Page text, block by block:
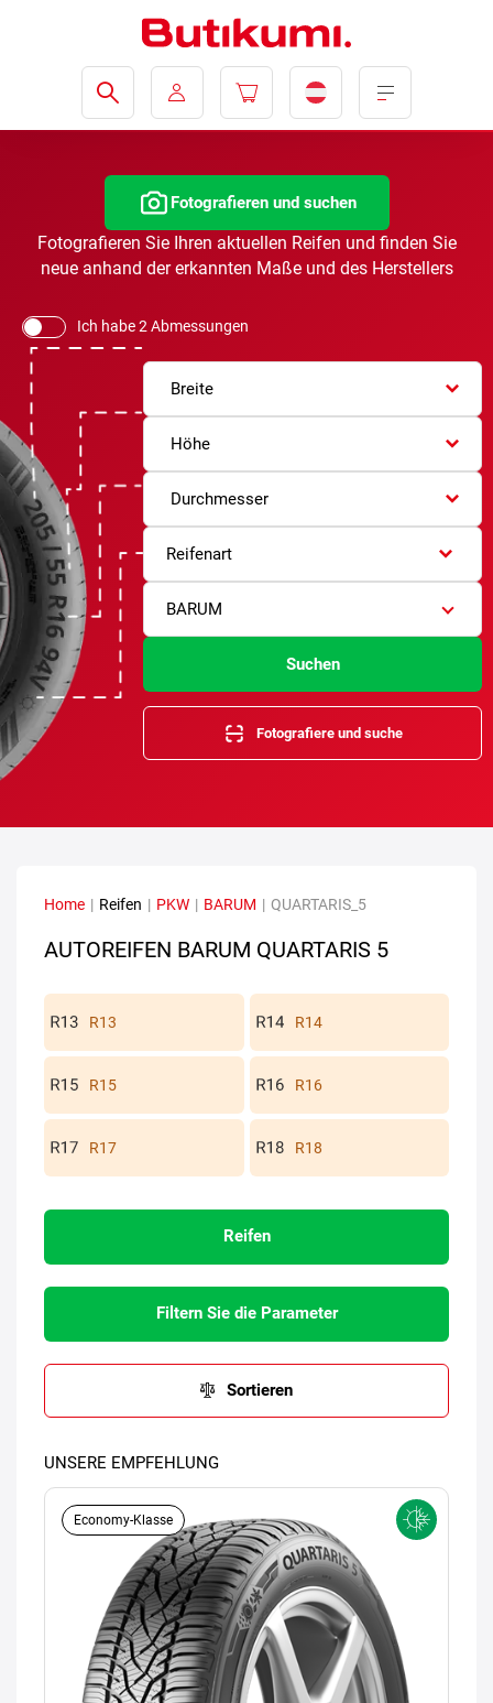
Fotografieren und suchen
Fotografieren Sie Ihren aktuellen Reifen und finden Sie
neue anhand der erkannten Maße und des Herstellers
Ich habe 2 Abmessungen
Breite
Höhe
Durchmesser
Reifenart
BARUM
Suchen
Fotografiere und suche
Home | Reifen | PKW | BARUM | QUARTARIS_5
AUTOREIFEN BARUM QUARTARIS 5
R13 R14
R15 R16
R17 R18
Reifen
Filtern Sie die Parameter
Sortieren
UNSERE EMPFEHLUNG
Economy-Klasse